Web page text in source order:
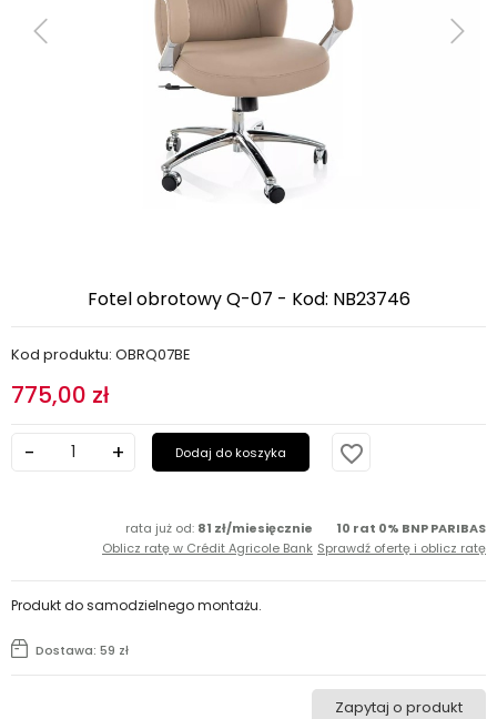
Fotel obrotowy Q-07 - Kod: NB23746
Kod produktu: OBRQ07BE
775,00 zł
Dodaj do koszyka favorite_border
rata już od: 81 zł/miesięcznie
Oblicz ratę w Crédit Agricole Bank
10 rat 0% BNP PARIBAS
Sprawdź ofertę i oblicz ratę
Zapytaj o produkt
Dostawa: 59 zł
Produkt do samodzielnego montażu.